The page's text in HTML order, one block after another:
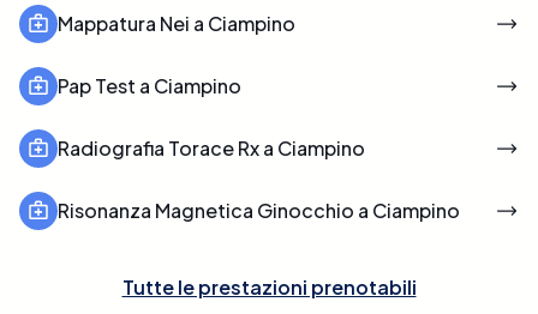
Mappatura Nei a Ciampino
Pap Test a Ciampino
Radiografia Torace Rx a Ciampino
Risonanza Magnetica Ginocchio a Ciampino
Tutte le prestazioni prenotabili